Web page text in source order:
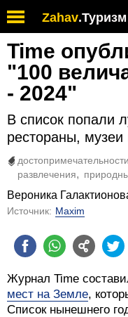
Zahav.Туризм
Time
"100
- 2024"
В список попали
рестораны,
достопримечательности
развлечения
Вероника
Источник: Maxim
Журнал Time
мест на Земле,
Список нынешнего